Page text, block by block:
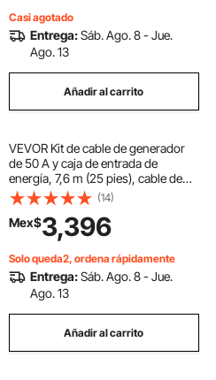
Casi agotado
Entrega:Sáb. Ago. 8 - Jue.
Ago. 13
Añadir al carrito
VEVOR Kit de cable de generador
de 50 A y caja de entrada de
energía, 7,6 m (25 pies), cable de
alimentación de generador NEMA
14-50P/SS2-50R STW 6/3+8/1
AWG con conector de bloqueo
giratorio
(14)
Mex$3,396
Solo queda2, ordena rápidamente
Entrega:Sáb. Ago. 8 - Jue.
Ago. 13
Añadir al carrito